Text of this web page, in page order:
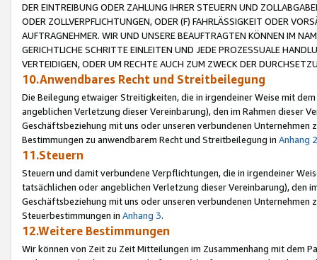
DER EINTREIBUNG ODER ZAHLUNG IHRER STEUERN UND
ODER ZOLLVERPFLICHTUNGEN, ODER (F) FAHRLÄSSIGKEIT ODER
AUFTRAGNEHMER. WIR UND UNSERE BEAUFTRAGTEN KÖNNEN IM
GERICHTLICHE SCHRITTE EINLEITEN UND JEDE PROZESSUALE
VERTEIDIGEN, ODER UM RECHTE AUCH ZUM ZWECK DER
10.Anwendbares Recht und Streitbeilegung
Die Beilegung etwaiger Streitigkeiten, die in irgendeiner Weise mit
angeblichen Verletzung dieser Vereinbarung), den im Rahmen dieser
Geschäftsbeziehung mit uns oder unseren verbundenen
Bestimmungen zu anwendbarem Recht und Streitbeilegung in Anhang 2
11.Steuern
Steuern und damit verbundene Verpflichtungen, die in irgendeiner
tatsächlichen oder angeblichen Verletzung dieser Vereinbarung), den
Geschäftsbeziehung mit uns oder unseren verbundenen
Steuerbestimmungen in Anhang 3.
12.Weitere Bestimmungen
Wir können von Zeit zu Zeit Mitteilungen im Zusammenhang mit dem